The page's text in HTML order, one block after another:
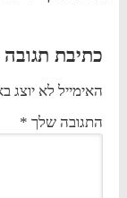
כתיבת תגובה
האימייל לא יוצג
התגובה שלך *